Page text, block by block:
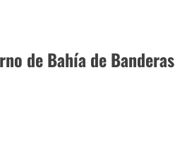
de Bahía de Banderas